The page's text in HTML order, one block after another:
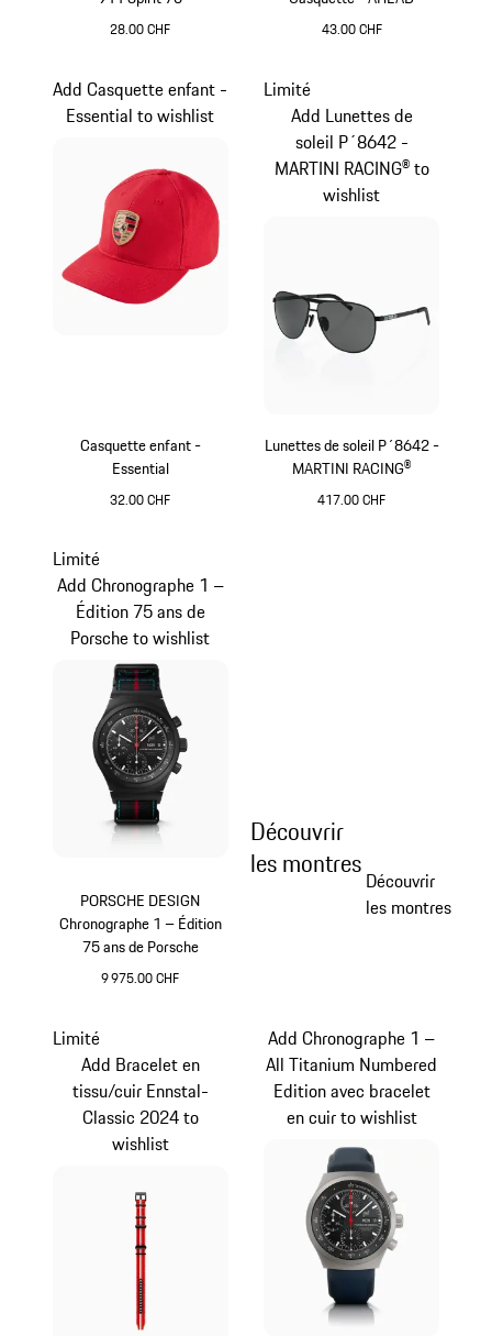
28.00 CHF 43.00 CHF
Casquette enfant -
Essential
32.00 CHF
Add Casquette enfant -
Essential to wishlist
Lunettes de soleil P´8642 -
MARTINI RACING®
417.00 CHF
Limité
Add Lunettes de
soleil P´8642 -
MARTINI RACING® to
wishlist
PORSCHE DESIGN
Chronographe 1 – Édition
75 ans de Porsche
9 975.00 CHF
Limité
Add Chronographe 1 –
Édition 75 ans de
Porsche to wishlist
Découvrir
les montres Découvrir
les montres
Limité
Add Bracelet en
tissu/cuir Ennstal-
Classic 2024 to
wishlist
Add Chronographe 1 –
All Titanium Numbered
Edition avec bracelet
en cuir to wishlist